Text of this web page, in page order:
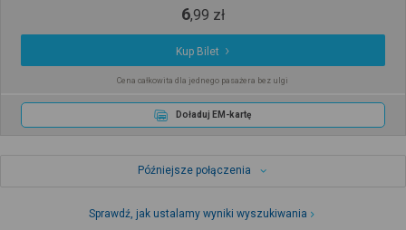
6,99 zł
Kup Bilet
Cena całkowita dla jednego pasażera bez ulgi
Doładuj EM-kartę
Późniejsze połączenia
Sprawdź, jak ustalamy wyniki wyszukiwania